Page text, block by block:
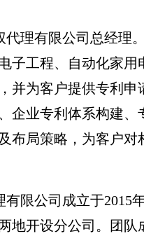
代理有限公司总经理
子工程、自动化家
并为客户提供专利
企业专利体系构建
布局策略，为客户
限公司成立于2015
地开设分公司。团